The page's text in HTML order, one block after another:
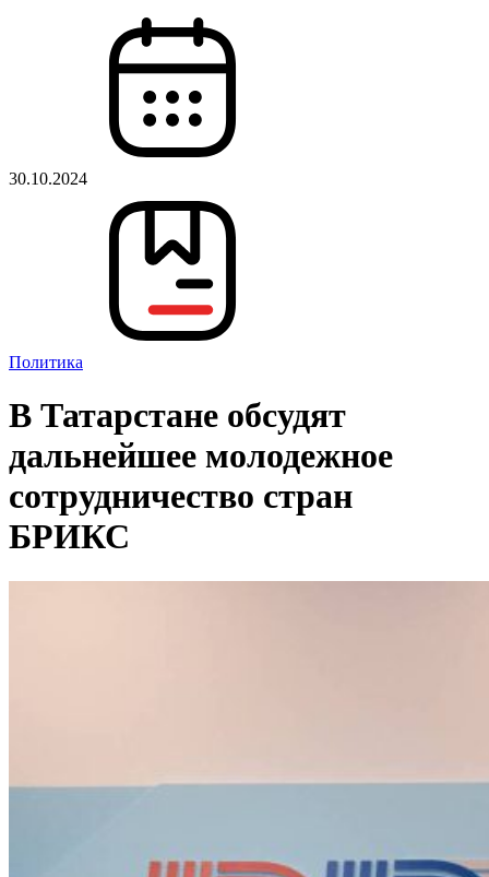
30.10.2024
Политика
В Татарстане обсудят
дальнейшее молодежное
сотрудничество стран
БРИКС